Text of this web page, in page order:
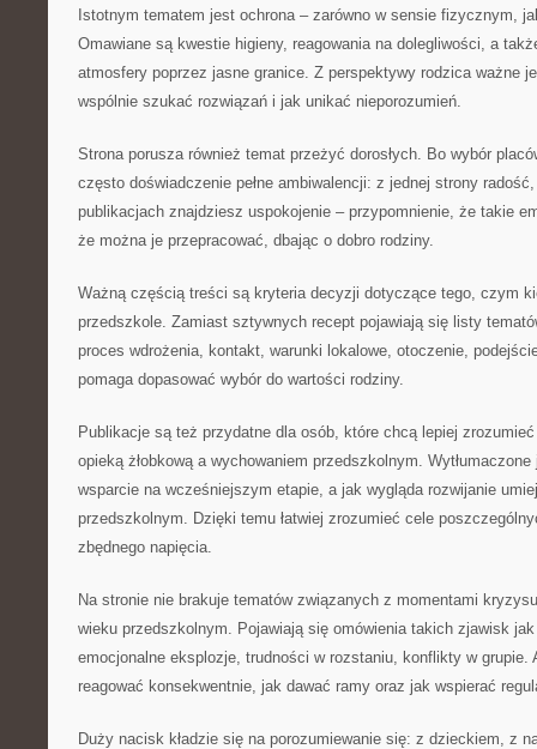
Istotnym tematem jest ochrona – zarówno w sensie fizycznym,
Omawiane są kwestie higieny, reagowania na dolegliwości, a
atmosfery poprzez jasne granice. Z perspektywy rodzica ważne
wspólnie szukać rozwiązań i jak unikać nieporozumień.
Strona porusza również temat przeżyć dorosłych. Bo wybór
często doświadczenie pełne ambiwalencji: z jednej strony
publikacjach znajdziesz uspokojenie – przypomnienie, że takie
że można je przepracować, dbając o dobro rodziny.
Ważną częścią treści są kryteria decyzji dotyczące tego, czym
przedszkole. Zamiast sztywnych recept pojawiają się listy
proces wdrożenia, kontakt, warunki lokalowe, otoczenie,
pomaga dopasować wybór do wartości rodziny.
Publikacje są też przydatne dla osób, które chcą lepiej
opieką żłobkową a wychowaniem przedszkolnym.
wsparcie na wcześniejszym etapie, a jak wygląda rozwijanie
przedszkolnym. Dzięki temu łatwiej zrozumieć cele
zbędnego napięcia.
Na stronie nie brakuje tematów związanych z momentami
wieku przedszkolnym. Pojawiają się omówienia takich zjawisk
emocjonalne eksplozje, trudności w rozstaniu, konflikty w grupie.
reagować konsekwentnie, jak dawać ramy oraz jak wspierać
Duży nacisk kładzie się na porozumiewanie się: z dzieckiem, z